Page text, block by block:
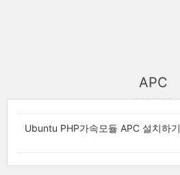
APC
Ubuntu PHP가속모듈 APC 설치하기